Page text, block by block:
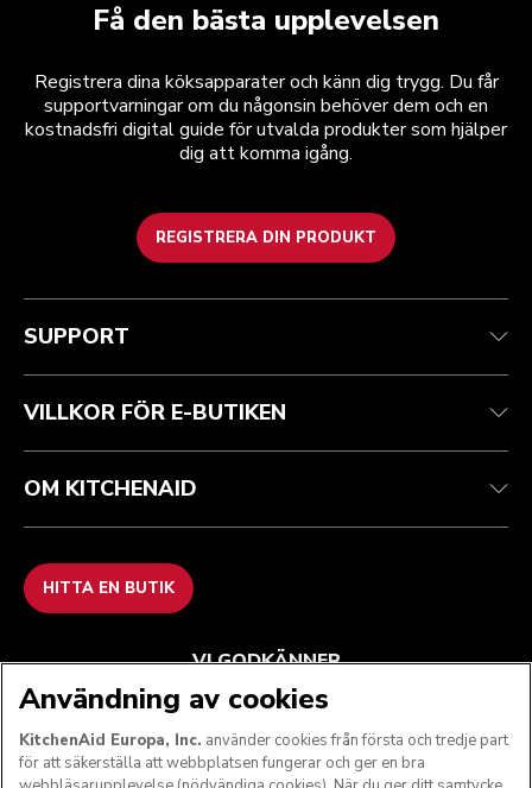
Få den bästa upplevelsen
Registrera dina köksapparater och känn dig trygg. Du får
supportvarningar om du någonsin behöver dem och en
kostnadsfri digital guide för utvalda produkter som hjälper
dig att komma igång.
REGISTRERA DIN PRODUKT
Health Check
Spåra din beställning
Garanti och dokument
Vanliga frågor
Regler och villkor
Returer och återbetalningar
Imprint
ODR
Varumärket
Hitta en butik
SUPPORT
VILLKOR FÖR E-BUTIKEN
OM KITCHENAID
HITTA EN BUTIK
VI GODKÄNNER
FÖLJ OSS
Användning av cookies
KitchenAid Europa, Inc. använder cookies från första och tredje part
för att säkerställa att webbplatsen fungerar och ger en bra